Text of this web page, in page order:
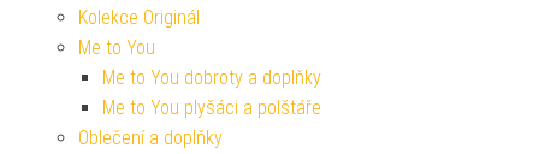
Kolekce Originál
Me to You
Me to You dobroty a doplňky
Me to You plyšáci a polštáře
Oblečení a doplňky